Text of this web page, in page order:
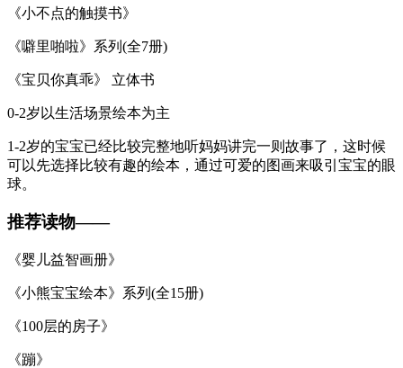
《小不点的触摸书》
《噼里啪啦》系列(全7册)
《宝贝你真乖》 立体书
0-2岁以生活场景绘本为主
1-2岁的宝宝已经比较完整地听妈妈讲完一则故事了，这时候
可以先选择比较有趣的绘本，通过可爱的图画来吸引宝宝的眼
球。
推荐读物——
《婴儿益智画册》
《小熊宝宝绘本》系列(全15册)
《100层的房子》
《蹦》